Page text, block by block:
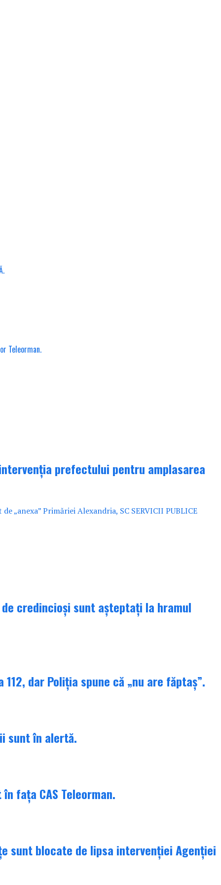
Teleorman.
prefectului pentru amplasarea
Primăriei Alexandria, SC SERVICII PUBLICE
credincioși sunt așteptați la hramul
dar Poliția spune că „nu are făptaș”.
sunt în alertă.
fața CAS Teleorman.
sunt blocate de lipsa intervenției Agenției